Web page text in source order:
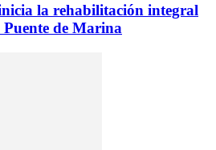
la rehabilitación integral
Puente de Marina